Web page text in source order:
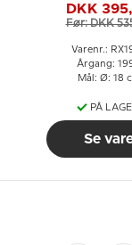
DKK
Før: DKK
Varenr.:
Årgang:
Mål: Ø: 18
PÅ
Se